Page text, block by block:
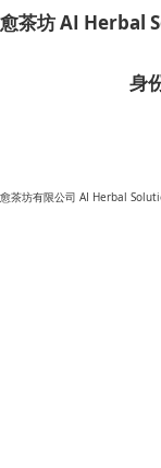
愈茶坊 AI Herbal
身
愈茶坊有限公司 AI Herbal